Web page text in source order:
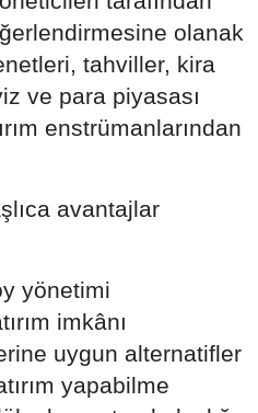
olanak
tahviller, kira
ve para piyasası
enstrümanlarından
avantajlar
yönetimi
imkânı
uygun alternatifler
yapabilme